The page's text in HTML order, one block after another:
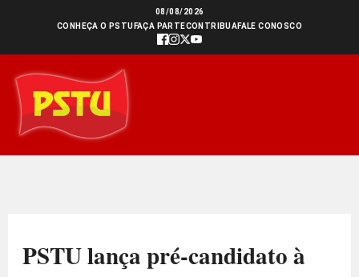
conteúdo
08/08/2026
CONHEÇA O PSTU FAÇA PARTECONTRIBUAFALE CONOSCO
PSTU lança pré-candidato à